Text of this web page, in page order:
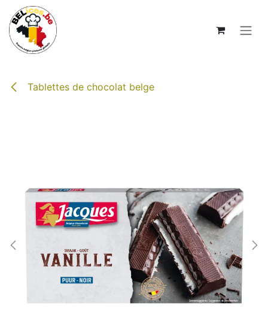
Se rendre au contenu
Tablettes de chocolat belge